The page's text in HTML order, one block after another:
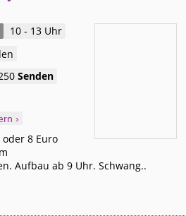
10 - 13 Uhr
Senden
›
8 Euro
Aufbau ab 9 Uhr. Schwang..